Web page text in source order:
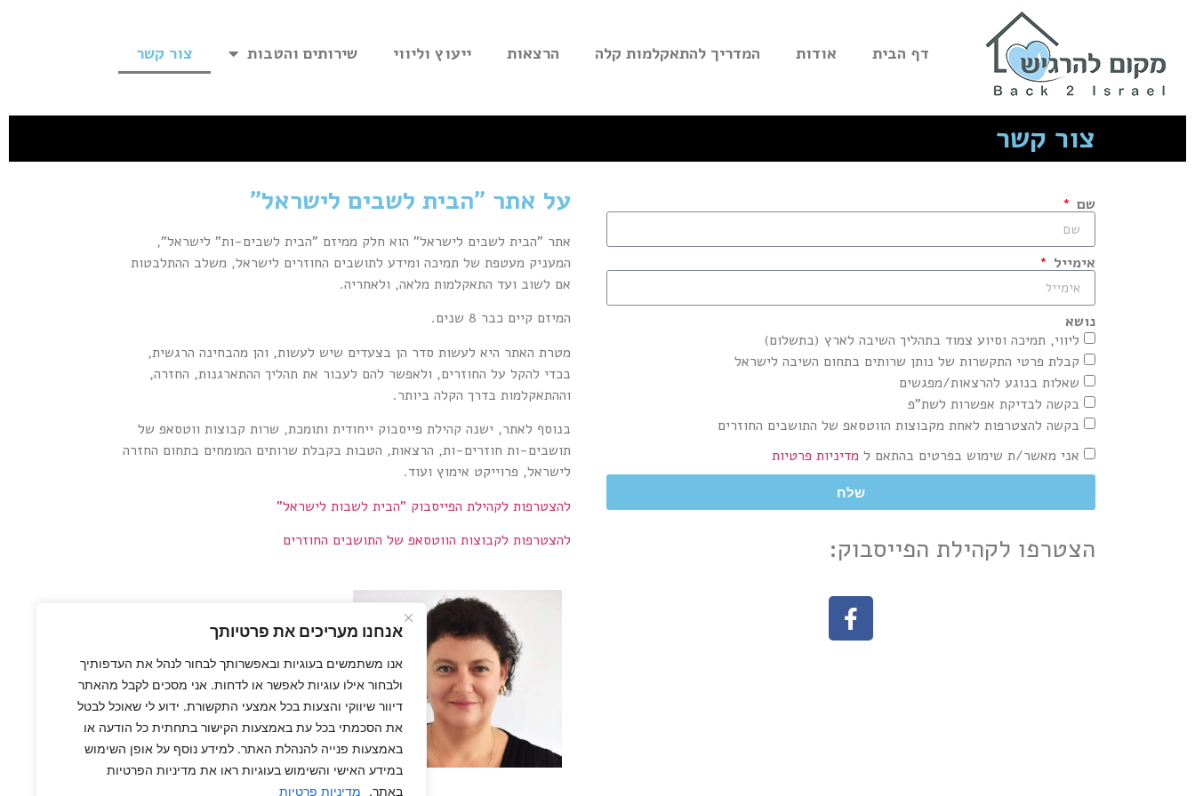
אנחנו מעריכים את פרטיותך
אנו משתמשים בעוגיות ובאפשרותך לבחור לנהל את העדפותיך
ולבחור אילו עוגיות לאפשר או לדחות. אני מסכים לקבל מהאתר
דיוור שיווקי והצעות בכל אמצעי התקשורת. ידוע לי שאוכל לבטל
את הסכמתי בכל עת באמצעות הקישור בתחתית כל הודעה או
באמצעות פנייה להנהלת האתר. למידע נוסף על אופן השימוש
במידע האישי והשימוש בעוגיות ראו את מדיניות הפרטיות
באתר.
מדיניות פרטיות
דף הבית אודות המדריך להתאקלמות קלה הרצאות ייעוץ וליווי שירותים והטבות צור קשר
צור קשר
שם
אימייל
נושא
ליווי, תמיכה וסיוע צמוד בתהליך השיבה לארץ (בתשלום)
קבלת פרטי התקשרות של נותן שרותים בתחום השיבה לישראל
שאלות בנוגע להרצאות/מפגשים
בקשה לבדיקת אפשרות לשת"פ
בקשה להצטרפות לאחת מקבוצות הווטסאפ של התושבים החוזרים
אני מאשר/ת שימוש בפרטים בהתאם ל מדיניות פרטיות
שלח
הצטרפו לקהילת הפייסבוק:
על אתר "הבית לשבים לישראל"
אתר "הבית לשבים לישראל" הוא חלק ממיזם "הבית לשבים-ות" לישראל",
המעניק מעטפת של תמיכה ומידע לתושבים החוזרים לישראל, משלב ההתלבטות
אם לשוב ועד התאקלמות מלאה, ולאחריה.
המיזם קיים כבר 8 שנים.
מטרת האתר היא לעשות סדר הן בצעדים שיש לעשות, והן מהבחינה הרגשית,
בכדי להקל על החוזרים, ולאפשר להם לעבור את תהליך ההתארגנות, החזרה,
וההתאקלמות בדרך הקלה ביותר.
בנוסף לאתר, ישנה קהילת פייסבוק ייחודית ותומכת, שרות קבוצות ווטסאפ של
תושבים-ות חוזרים-ות, הרצאות, הטבות בקבלת שרותים המומחים בתחום החזרה
לישראל, פרוייקט אימוץ ועוד.
להצטרפות לקהילת הפייסבוק "הבית לשבות לישראל"
להצטרפות לקבוצות הווטסאפ של התושבים החוזרים